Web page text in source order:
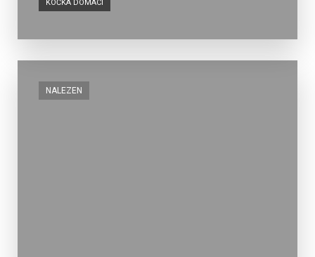
KOČKA DOMÁCÍ
NALEZEN